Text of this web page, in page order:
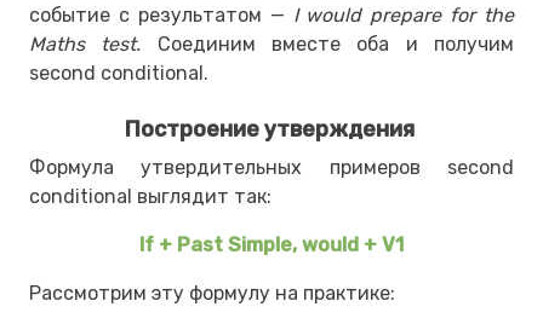
событие с результатом — I would prepare for the
Maths test. Соединим вместе оба и получим
second conditional.
Построение утверждения
Формула утвердительных примеров second
conditional выглядит так:
If + Past Simple, would + V1
Рассмотрим эту формулу на практике: